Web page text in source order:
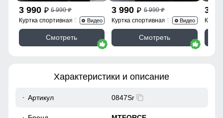
3 990 p 6 990p
Куртка спортивная 9623_1Kh
Видео
Смотреть
3 990 p 6 990p
Куртка спортивная 9623_1S
Видео
Смотреть
3
Характеристики и описание
Артикул 0847Sr